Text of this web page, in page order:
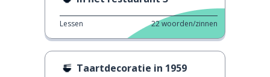
Lessen 22woorden/zinnen
Taartdecoratie in 1959